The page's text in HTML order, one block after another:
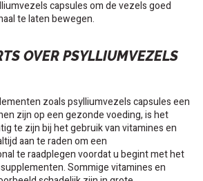
capsules om de vezels goed
te laten bewegen.
OVER PSYLLIUMVEZELS
zoals psylliumvezels capsules een
zijn op een gezonde voeding, is het
te zijn bij het gebruik van vitamines en
aan te raden om een
te raadplegen voordat u begint met het
Sommige vitamines en